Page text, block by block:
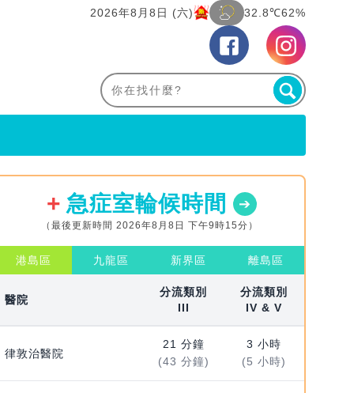
2026年8月8日 (六) 32.8℃62%
急症室輪候時間
（最後更新時間 2026年8月8日 下午9時15分）
港島區 九龍區 新界區 離島區
醫院
分流類別
III
分流類別
IV & V
律敦治醫院
21 分鐘
(43 分鐘)
3 小時
(5 小時)